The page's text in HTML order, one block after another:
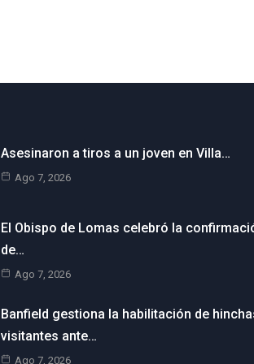
Asesinaron a tiros a un joven en Villa…
Ago 7, 2026
El Obispo de Lomas celebró la
de…
Ago 7, 2026
Banfield gestiona la habilitación de
visitantes ante…
Ago 7, 2026